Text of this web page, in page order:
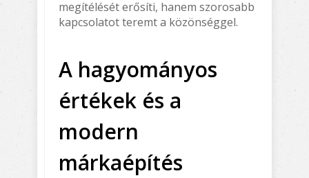
megítélését erősíti, hanem szorosabb
kapcsolatot teremt a közönséggel.
A hagyományos
értékek és a
modern
márkaépítés